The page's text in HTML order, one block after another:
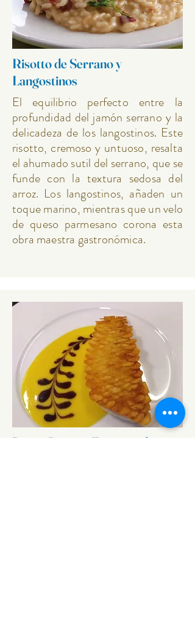
Risotto de Serrano y
Langostinos
El equilibrio perfecto entre la
profundidad del jamón serrano y la
delicadeza de los langostinos. Este
risotto, cremoso y untuoso, resalta
el ahumado sutil del serrano, que se
funde con la textura sedosa del
arroz. Los langostinos, añaden un
toque marino, mientras que un velo
de queso parmesano corona esta
obra maestra gastronómica.
Pargo Rojo en Escamas de